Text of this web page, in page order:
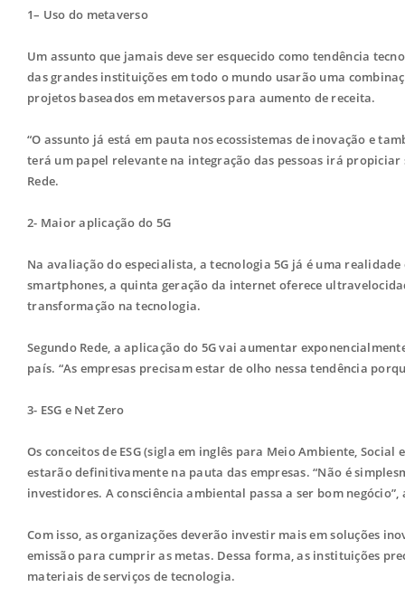
1– Uso do metaverso
Um assunto que jamais deve ser esquecido como tendência
das grandes instituições em todo o mundo usarão uma
projetos baseados em metaversos para aumento de receita.
“O assunto já está em pauta nos ecossistemas de inovação e
terá um papel relevante na integração das pessoas irá
Rede.
2- Maior aplicação do 5G
Na avaliação do especialista, a tecnologia 5G já é uma
smartphones, a quinta geração da internet oferece
transformação na tecnologia.
Segundo Rede, a aplicação do 5G vai aumentar
país. “As empresas precisam estar de olho nessa tendência
3- ESG e Net Zero
Os conceitos de ESG (sigla em inglês para Meio Ambiente,
estarão definitivamente na pauta das empresas. “Não é
investidores. A consciência ambiental passa a ser bom
Com isso, as organizações deverão investir mais em soluções
emissão para cumprir as metas. Dessa forma, as instituições
materiais de serviços de tecnologia.